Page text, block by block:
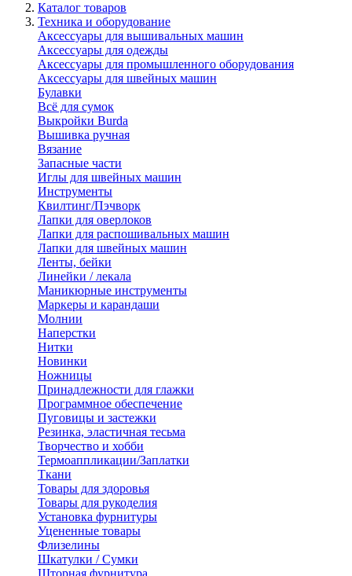
Каталог товаров
Техника и оборудование
Аксессуары для вышивальных машин
Аксессуары для одежды
Аксессуары для промышленного оборудования
Аксессуары для швейных машин
Булавки
Всё для сумок
Выкройки Burda
Вышивка ручная
Вязание
Запасные части
Иглы для швейных машин
Инструменты
Квилтинг/Пэчворк
Лапки для оверлоков
Лапки для распошивальных машин
Лапки для швейных машин
Ленты, бейки
Линейки / лекала
Маникюрные инструменты
Маркеры и карандаши
Молнии
Наперстки
Нитки
Новинки
Ножницы
Принадлежности для глажки
Программное обеспечение
Пуговицы и застежки
Резинка, эластичная тесьма
Творчество и хобби
Термоаппликации/Заплатки
Ткани
Товары для здоровья
Товары для рукоделия
Установка фурнитуры
Уцененные товары
Флизелины
Шкатулки / Сумки
Шторная фурнитура